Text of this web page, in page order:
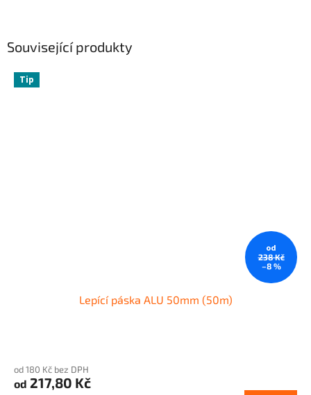
Související produkty
Tip
od
238 Kč
–8 %
Lepící páska ALU 50mm (50m)
od 180 Kč bez DPH
od 217,80 Kč